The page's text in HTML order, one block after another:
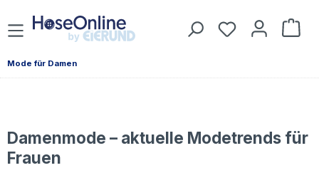
Zum Hauptinhalt springen Du hast 0
Mode für Damen
Damenmode – aktuelle Modetrends für
Frauen